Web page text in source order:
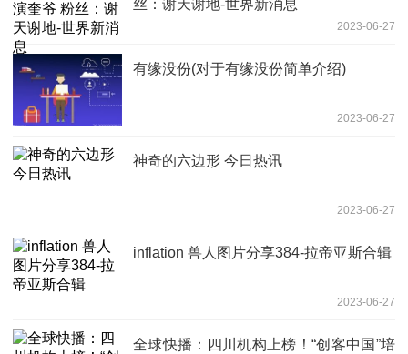
丝：谢天谢地-世界新消息
2023-06-27
有缘没份(对于有缘没份简单介绍)
2023-06-27
神奇的六边形 今日热讯
2023-06-27
inflation 兽人图片分享384-拉帝亚斯合辑
2023-06-27
全球快播：四川机构上榜！“创客中国”培